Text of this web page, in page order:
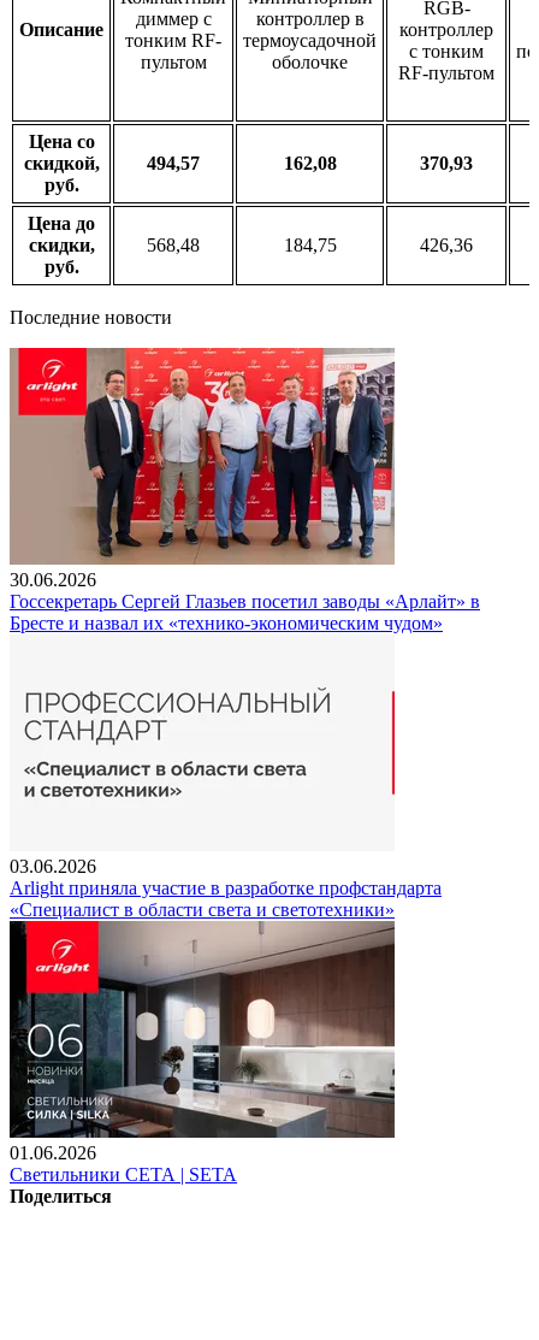
Описание
диммер с
тонким RF-
пультом
контроллер в
термоусадочной
оболочке
RGB-
контроллер
с тонким
RF-пультом
Цена со
скидкой,
руб.
494,57 162,08 370,93
Цена до
скидки,
руб.
568,48 184,75 426,36
Последние новости
30.06.2026
Госсекретарь Сергей Глазьев посетил заводы «Арлайт» в
Бресте и назвал их «технико-экономическим чудом»
03.06.2026
Arlight приняла участие в разработке профстандарта
«Специалист в области света и светотехники»
01.06.2026
Светильники СЕТА | SETA
Поделиться